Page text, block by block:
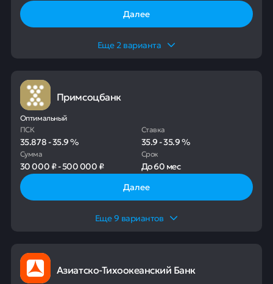
Далее
Еще2 варианта
Примсоцбанк
Оптимальный
ПСК
35.878-35.9%
Ставка
35.9-35.9%
Сумма
30 000 ₽-500 000 ₽
Срок
До60 мес
Далее
Еще9 вариантов
Азиатско-Тихоокеанский Банк